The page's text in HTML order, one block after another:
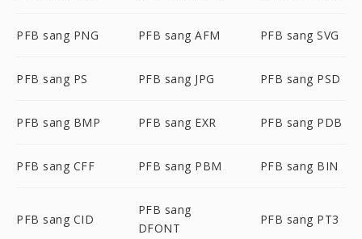
PFB sang PNG PFB sang AFM PFB sang SVG
PFB sang PS PFB sang JPG PFB sang PSD
PFB sang BMP PFB sang EXR PFB sang PDB
PFB sang CFF PFB sang PBM PFB sang BIN
PFB sang CID
PFB sang
DFONT
PFB sang PT3